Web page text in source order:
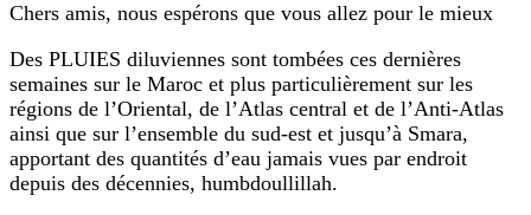
Chers amis, nous espérons que vous allez pour le mieux
Des PLUIES diluviennes sont tombées ces dernières
semaines sur le Maroc et plus particulièrement sur les
régions de l’Oriental, de l’Atlas central et de l’Anti-Atlas
ainsi que sur l’ensemble du sud-est et jusqu’à Smara,
apportant des quantités d’eau jamais vues par endroit
depuis des décennies, humbdoullillah.